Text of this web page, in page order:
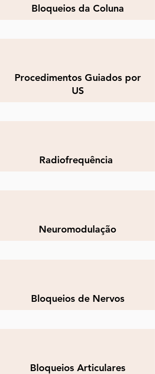
Bloqueios da Coluna​
Procedimentos Guiados por
US
Radiofrequência
Neuromodulação
Bloqueios de Nervos
Bloqueios Articulares